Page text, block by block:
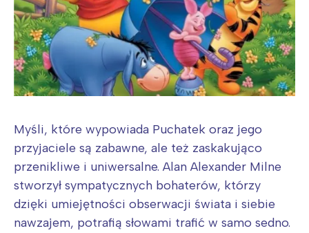
Myśli, które wypowiada Puchatek oraz jego
przyjaciele są zabawne, ale też zaskakująco
przenikliwe i uniwersalne. Alan Alexander Milne
stworzył sympatycznych bohaterów, którzy
dzięki umiejętności obserwacji świata i siebie
nawzajem, potrafią słowami trafić w samo sedno.